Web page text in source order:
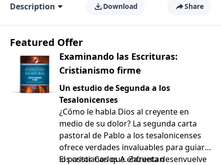
Description Download Share
Featured Offer
Examinando las Escrituras:
Cristianismo firme
Un estudio de Segunda a los
Tesalonicenses
¿Cómo le habla Dios al creyente en
medio de su dolor? La segunda carta
pastoral de Pablo a los tesalonicenses
ofrece verdades invaluables para guiar a
los cristianos que enfrentan
El pastor Carlos A. Zazueta desenvuelve